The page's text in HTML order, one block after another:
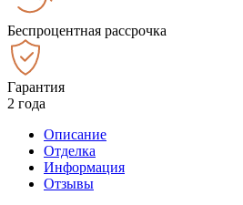
Беспроцентная рассрочка
Гарантия
2 года
Описание
Отделка
Информация
Отзывы